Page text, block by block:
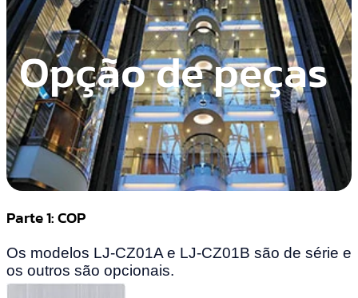
Opção de peças
Parte 1: COP
Os modelos LJ-CZ01A e LJ-CZ01B são de série e
os outros são opcionais.